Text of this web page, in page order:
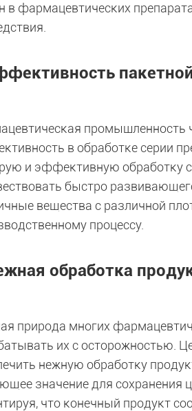
в фармацевтических
промышленность
в обработке серии
и эффективную обработку
быстро
вещества с различной
процессу.
обработка
природа многих
их с осторожностью.
нежную обработку
значение для сохранения
что конечный продукт